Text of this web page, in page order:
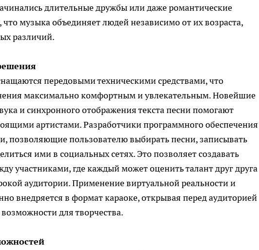
длительные дружбы или даже романтические
музыка объединяет людей независимо от их возраста,
различий.
передовыми техническими средствами, что
максимально комфортным и увлекательным. Новейшие
и синхронного отображения текста песни помогают
артистами. Разработчики программного обеспечения
позволяющие пользователю выбирать песни, записывать
ими в социальных сетях. Это позволяет создавать
участниками, где каждый может оценить талант друг друга
аудитории. Применение виртуальной реальности и
внедряется в формат караоке, открывая перед аудиторией
для творчества.